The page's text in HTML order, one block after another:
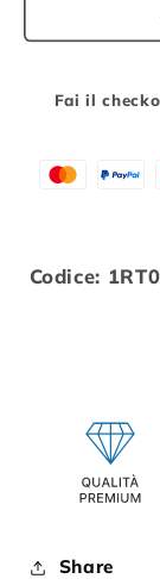
Anteriore
Disk
Dado
Fai il
Codice:
Share